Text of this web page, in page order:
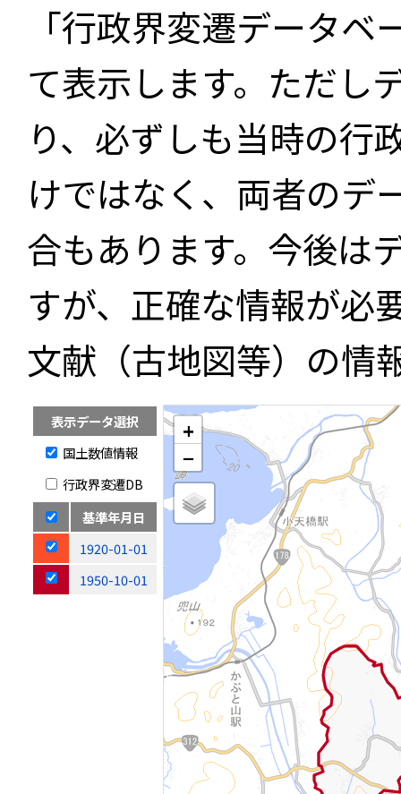
「行政界変遷データ
て表示します。ただし
り、必ずしも当時の行
けではなく、両者のデ
合もあります。今後は
すが、正確な情報が必
文献（古地図等）の情
表示データ選択
国土数値情報
行政界変遷DB
基準年月日
1920-01-01
1950-10-01
+
−